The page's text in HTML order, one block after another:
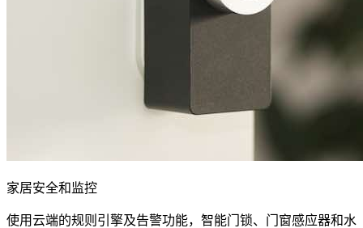
家居安全和监控
使用云端的规则引擎及告警功能，智能门锁、门窗感应器和水